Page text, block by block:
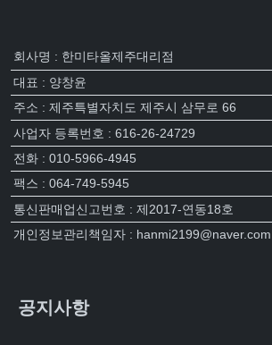
회사명 : 한미타올제주대리점
대표 : 양창윤
주소 : 제주특별자치도 제주시 삼무로 66
사업자 등록번호 : 616-26-24729
전화 : 010-5966-4945
팩스 : 064-749-5945
통신판매업신고번호 : 제2017-연동18호
개인정보관리책임자 : hanmi2199@naver.com
공지사항